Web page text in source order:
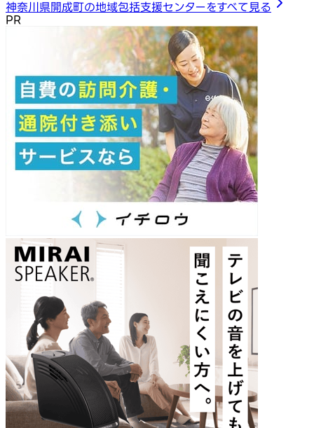
神奈川県開成町の地域包括支援センターをすべて見る
PR